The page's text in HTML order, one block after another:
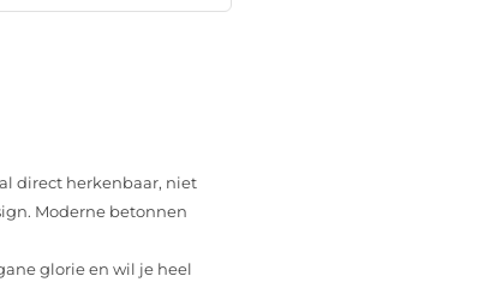
direct herkenbaar, niet
Moderne betonnen
glorie en wil je heel